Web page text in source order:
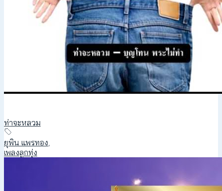
ท่าจะหลวม
ยุพิน แพรทอง,
เพลงลูกทุ่ง